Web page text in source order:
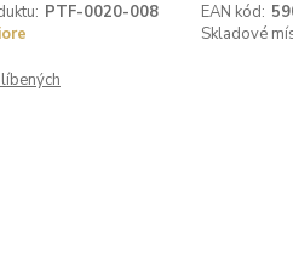
PTF-0020-008 EAN kód:
Skladové